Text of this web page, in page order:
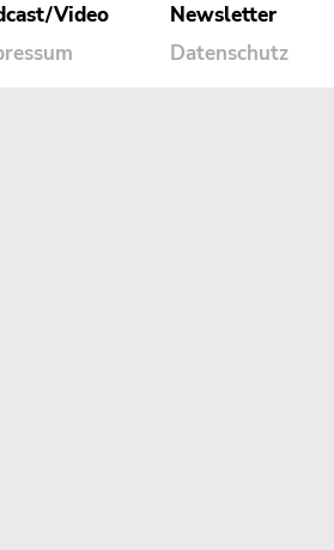
Video
Newsletter
Datenschutz